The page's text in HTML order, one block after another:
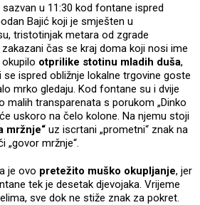
u 11:30 kod fontane ispred
Bajić koji je smješten u
tristotinjak metara od zgrade
čas se kraj doma koji nosi ime
otprilike stotinu mladih duša,
ispred obližnje lokalne trgovine goste
mrko gledaju. Kod fontane su i dvije
malih transparenata s porukom „Dinko
uskoro na čelo kolone. Na njemu stoji
mržnje“ uz iscrtani „prometni“ znak na
„govor mržnje“.
je ovo pretežito muško okupljanje, jer
tek je desetak djevojaka. Vrijeme
sve dok ne stiže znak za pokret.